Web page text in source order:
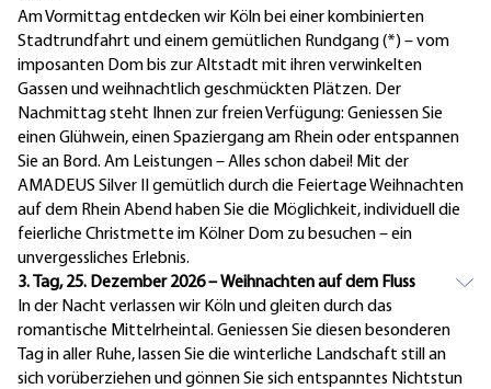
Am Vormittag entdecken wir Köln bei einer kombinierten
Stadtrundfahrt und einem gemütlichen Rundgang (*) – vom
imposanten Dom bis zur Altstadt mit ihren verwinkelten
Gassen und weihnachtlich geschmückten Plätzen. Der
Nachmittag steht Ihnen zur freien Verfügung: Geniessen Sie
einen Glühwein, einen Spaziergang am Rhein oder entspannen
Sie an Bord. Am Leistungen – Alles schon dabei! Mit der
AMADEUS Silver II gemütlich durch die Feiertage Weihnachten
auf dem Rhein Abend haben Sie die Möglichkeit, individuell die
feierliche Christmette im Kölner Dom zu besuchen – ein
unvergessliches Erlebnis.
3. Tag, 25. Dezember 2026 – Weihnachten auf dem Fluss
In der Nacht verlassen wir Köln und gleiten durch das
romantische Mittelrheintal. Geniessen Sie diesen besonderen
Tag in aller Ruhe, lassen Sie die winterliche Landschaft still an
sich vorüberziehen und gönnen Sie sich entspanntes Nichtstun